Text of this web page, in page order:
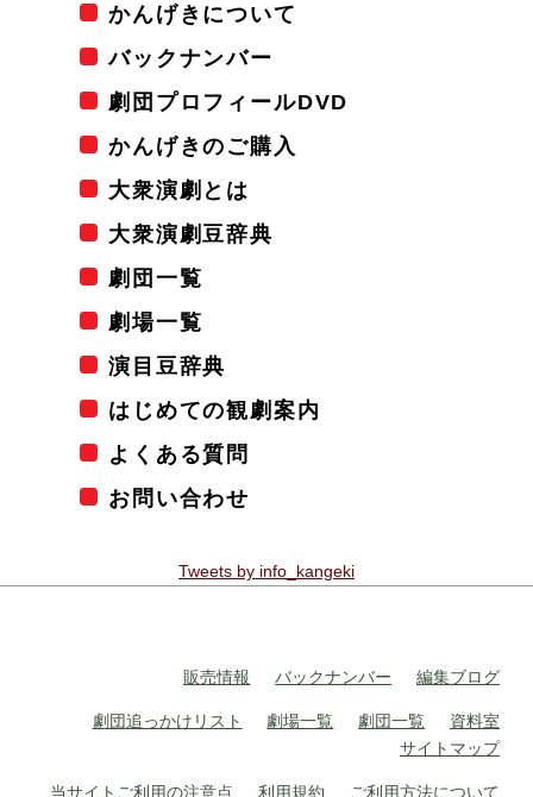
かんげきについて
バックナンバー
劇団プロフィールDVD
かんげきのご購入
大衆演劇とは
大衆演劇豆辞典
劇団一覧
劇場一覧
演目豆辞典
はじめての観劇案内
よくある質問
お問い合わせ
Tweets by info_kangeki
販売情報 バックナンバー 編集ブログ
劇団追っかけリスト 劇場一覧 劇団一覧
資料室
サイトマップ
当サイトご利用の注意点 利用規約 ご利用方法について